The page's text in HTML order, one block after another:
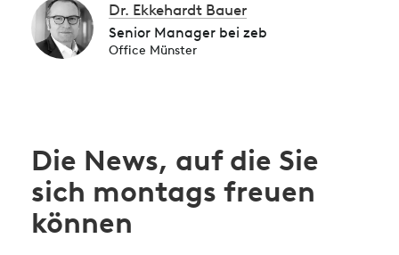
Dr. Ekkehardt Bauer
Senior Manager bei zeb
Office Münster
Die News, auf die Sie
sich montags freuen
können